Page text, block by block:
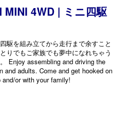
MINI 4WD | ミニ四駆
駆を組み立てから走行まで余すこと
りでもご家族でも夢中になれちゃう
Enjoy assembling and driving the
and adults. Come and get hooked on
and/or with your family!